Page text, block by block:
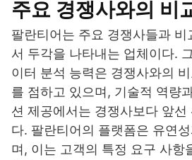
주요 경쟁사와의 비
팔란티어는 주요 경쟁사들과 비
서 두각을 나타내는 업체이다.
이터 분석 능력은 경쟁사와의
를 점하고 있으며, 기술적 역량
션 제공에서는 경쟁사보다 앞선
다. 팔란티어의 플랫폼은 유연
며, 이는 고객의 특정 요구 사항